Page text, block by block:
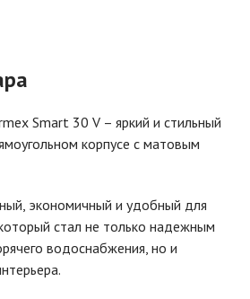
Smart 30 V – яркий и стильный
корпусе с матовым
экономичный и удобный для
стал не только надежным
водоснабжения, но и